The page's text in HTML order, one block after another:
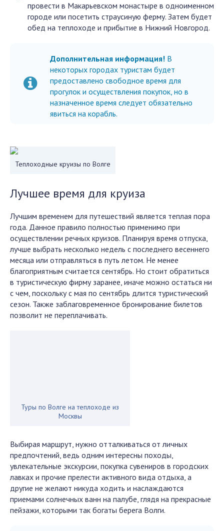
провести в Макарьевском монастыре в одноименном
городе или посетить страусиную ферму. Затем будет
обед на теплоходе и прибытие в Нижний Новгород.
Дополнительная информация! В
некоторых городах туристам будет
предоставлено свободное время для
прогулок и осуществления покупок, но в
назначенное время следует обязательно
явиться на корабль.
Теплоходные круизы по Волге
Лучшее время для круиза
Лучшим временем для путешествий является теплая пора
года. Данное правило полностью применимо при
осуществлении речных круизов. Планируя время отпуска,
лучше выбрать несколько недель с последнего весеннего
месяца или отправляться в путь летом. Не менее
благоприятным считается сентябрь. Но стоит обратиться
в туристическую фирму заранее, иначе можно остаться ни
с чем, поскольку с мая по сентябрь длится туристический
сезон. Также заблаговременное бронирование билетов
позволит не переплачивать.
Туры по Волге на теплоходе из
Москвы
Выбирая маршрут, нужно отталкиваться от личных
предпочтений, ведь одним интересны походы,
увлекательные экскурсии, покупка сувениров в городских
лавках и прочие прелести активного вида отдыха, а
другие не желают никуда ходить и наслаждаются
приемами солнечных ванн на палубе, глядя на прекрасные
пейзажи, которыми так богаты берега Волги.